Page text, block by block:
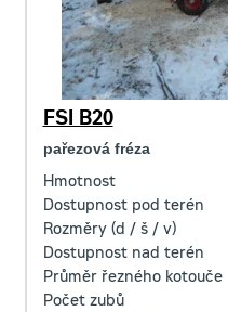
FSI B20
pařezová fréza
Hmotnost
Dostupnost pod terén
Rozměry (d / š / v)
Dostupnost nad terén
Průměr řezného kotouče
Počet zubů